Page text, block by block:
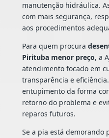
manutenção hidráulica.
com mais segurança,
aos procedimentos
Para quem procura
Pirituba menor preço, a
atendimento focado em
transparência e
entupimento da forma
retorno do problema e
reparos futuros.
Se a pia está demorando